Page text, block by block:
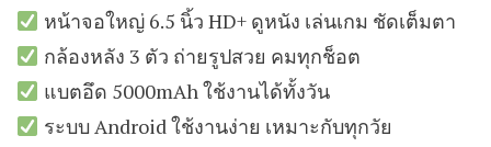
หน้าจอใหญ่ 6.5 นิ้ว HD+ ดูหนัง เล่นเกม ชัดเต็มตา
กล้องหลัง 3 ตัว ถ่ายรูปสวย คมทุกช็อต
แบตอึด 5000mAh ใช้งานได้ทั้งวัน
ระบบ Android ใช้งานง่าย เหมาะกับทุกวัย